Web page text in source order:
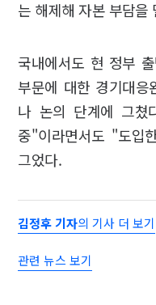
는 해제해 자본 부담을
국내에서도 현 정부
부문에 대한 경기대
나 논의 단계에 그
중"이라면서도 "도입
그었다.
김정후 기자의 기사 더 보기
관련 뉴스 보기